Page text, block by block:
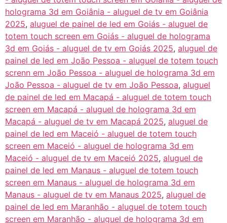
holograma 3d em Goiânia - aluguel de tv em Goiânia
2025, aluguel de painel de led em Goiás - aluguel de
totem touch screen em Goiás - aluguel de holograma
3d em Goiás - aluguel de tv em Goiás 2025, aluguel de
painel de led em João Pessoa - aluguel de totem touch
screnn em João Pessoa - aluguel de holograma 3d em
João Pessoa - aluguel de tv em João Pessoa, aluguel
de painel de led em Macapá - aluguel de totem touch
screen em Macapá - aluguel de holograma 3d em
Macapá - aluguel de tv em Macapá 2025, aluguel de
painel de led em Maceió - aluguel de totem touch
screen em Maceió - aluguel de holograma 3d em
Maceió - aluguel de tv em Maceió 2025, aluguel de
painel de led em Manaus - aluguel de totem touch
screen em Manaus - aluguel de holograma 3d em
Manaus - aluguel de tv em Manaus 2025, aluguel de
painel de led em Maranhão - aluguel de totem touch
screen em Maranhão - aluguel de holograma 3d em